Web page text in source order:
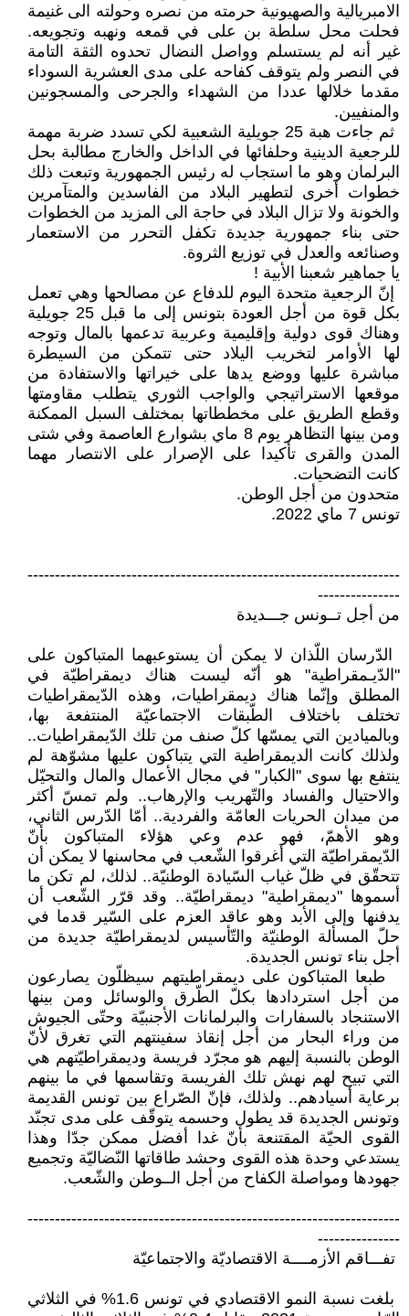
‏الامبريالية والصهيونية حرمته من نصره ‏وحولته الى غنيمة
‎غير أنه لم ‏يستسلم وواصل النضال تحدوه الثقة التامة
‏في النصر ولم يتوقف كفاحه على مدى ‏العشرية السوداء
مقدما خلالها عددا من ‏الشهداء والجرحى والمسجونين
والمنفيين‎.‎
‏ ثم جاءت هبة 25 جويلية الشعبية لكي ‏تسدد ضربة مهمة
للرجعية الدينية ‏وحلفائها في الداخل والخارج مطالبة بحل
‏البرلمان وهو ما استجاب له رئيس ‏الجمهورية وتبعت ذلك
خطوات أخرى ‏لتطهير البلاد من الفاسدين والمتآمرين
‏والخونة ولا تزال البلاد في حاجة الى ‏المزيد من الخطوات
حتى بناء جمهورية ‏جديدة تكفل التحرر من الاستعمار
‏وصنائعه والعدل في توزيع الثروة‎ .‎
يا جماهير شعبنا الأبية‎ ! ‎
‏ إنّ الرجعية متحدة اليوم للدفاع عن ‏مصالحها وهي تعمل
بكل قوة من أجل ‏العودة بتونس إلى ما قبل 25 جويلية
‏وهناك قوى دولية وإقليمية وعربية ‏تدعمها بالمال وتوجه
لها الأوامر لتخريب ‏اليلاد حتى تتمكن من السيطرة
مباشرة ‏عليها ووضع يدها على خيراتها ‏والاستفادة من
موقعها الاستراتيجي ‏والواجب الثوري يتطلب مقاومتها
وقطع ‏الطريق على مخططاتها بمختلف السبل ‏الممكنة
ومن بينها التظاهر يوم 8 ماي ‏بشوارع العاصمة وفي شتى
المدن ‏والقرى تأكيدا على الإصرار على ‏الانتصار مهما
كانت التضحيات.‏‎ ‎
متحدون من أجل الوطن‎ .‎
تونس 7 ماي 2022‏‎.‎
‏--------------------------------------------------------------------
---------------‏
من أجل تــونس جـــديدة ‏
‏ الدّرسان اللّذان لا يمكن أن يستوعبهما ‏المتباكون على
"الدّيـمقراطية" هو أنّه ‏ليست هناك ديمقراطيّة في
المطلق وإنّما ‏هناك ديمقراطيات، وهذه الدّيمقراطيات
‏تختلف باختلاف الطّبقات الاجتماعيّة ‏المنتفعة بها،
وبالميادين التي يمسّها كلّ ‏صنف من تلك الدّيمقراطيات..
ولذلك ‏كانت الديمقراطية التي يتباكون عليها ‏مشوّهة لم
ينتفع بها سوى "الكبار" في ‏مجال الأعمال والمال والتحيّل
والاحتيال ‏والفساد والتّهريب والإرهاب.. ولم تمسّ ‏أكثر
من ميدان الحريات العامّة والفردية.. ‏أمّا الدّرس الثاني،
وهو الأهمّ، فهو عدم ‏وعي هؤلاء المتباكون بأنّ
الدّيمقراطيّة ‏التي أغرقوا الشّعب في محاسنها لا يمكن ‏أن
تتحقّق في ظلّ غياب السّيادة الوطنيّة.. ‏لذلك، لم تكن ما
أسموها "ديمقراطية" ‏ديمقراطيّة.. وقد قرّر الشّعب أن
يدفنها ‏وإلى الأبد وهو عاقد العزم على السّير ‏قدما في
حلّ المسألة الوطنيّة والتّأسيس ‏لديمقراطيّة جديدة من
أجل بناء تونس ‏الجديدة‎.‎
‎ ‎‏ طبعا المتباكون على ديمقراطيتهم ‏سيظلّون يصارعون
من أجل استردادها ‏بكلّ الطّرق والوسائل ومن بينها
‏الاستنجاد بالسفارات والبرلمانات الأجنبيّة ‏وحتّى الجيوش
من وراء البحار من أجل ‏إنقاذ سفينتهم التي تغرق لأنّ
الوطن ‏بالنسبة إليهم هو مجرّد فريسة ‏وديمقراطيّتهم هي
التي تبيح لهم نهش تلك ‏الفريسة وتقاسمها في ما بينهم
برعاية ‏أسيادهم.. ولذلك، فإنّ الصّراع بين تونس ‏القديمة
وتونس الجديدة قد يطول وحسمه ‏يتوقّف على مدى تجنّد
القوى الحيّة ‏المقتنعة بأنّ غدا أفضل ممكن جدّا وهذا
‏يستدعي وحدة هذه القوى وحشد طاقاتها ‏النّضاليّة وتجميع
جهودها ومواصلة ‏الكفاح من أجل الــوطن والشّعب‎.‎
‏--------------------------------------------------------------------
---------------‏
‏ تفـــاقم الأزمــــة الاقتصاديّة والاجتماعيّة
‏ بلغت نسبة النمو الاقتصادي في تونس ‏‏1.6‏‎%‎‏ في الثلاثي